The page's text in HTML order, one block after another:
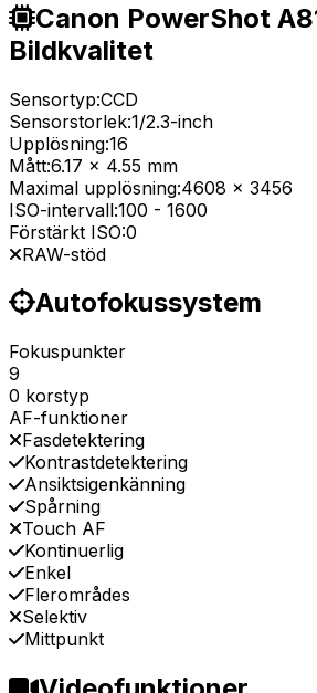
Canon PowerShot
Bildkvalitet
Sensortyp:CCD
Sensorstorlek:1/2.3-inch
Upplösning:16
Mått:6.17 x 4.55 mm
Maximal upplösning:4608 x 3456
ISO-intervall:100 - 1600
Förstärkt ISO:0
RAW-stöd
Autofokussystem
Fokuspunkter
9
0 korstyp
AF-funktioner
Fasdetektering
Kontrastdetektering
Ansiktsigenkänning
Spårning
Touch AF
Kontinuerlig
Enkel
Flerområdes
Selektiv
Mittpunkt